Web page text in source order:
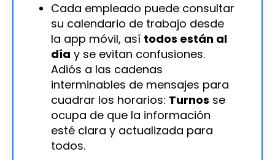
Cada empleado puede consultar
su calendario de trabajo desde
la app móvil, así todos están al
día y se evitan confusiones.
Adiós a las cadenas
interminables de mensajes para
cuadrar los horarios: Turnos se
ocupa de que la información
esté clara y actualizada para
todos.